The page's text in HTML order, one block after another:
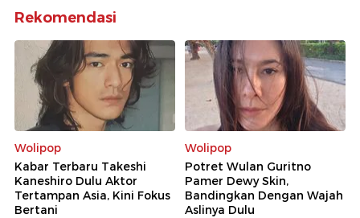
Rekomendasi
Wolipop
Kabar Terbaru Takeshi
Kaneshiro Dulu Aktor
Tertampan Asia, Kini Fokus
Bertani
Wolipop
Potret Wulan Guritno
Pamer Dewy Skin,
Bandingkan Dengan Wajah
Aslinya Dulu